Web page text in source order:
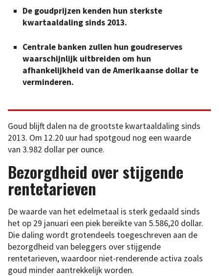
De goudprijzen kenden hun sterkste
kwartaaldaling sinds 2013.
Centrale banken zullen hun goudreserves
waarschijnlijk uitbreiden om hun
afhankelijkheid van de Amerikaanse dollar te
verminderen.
Goud blijft dalen na de grootste kwartaaldaling sinds
2013. Om 12.20 uur had spotgoud nog een waarde
van 3.982 dollar per ounce.
Bezorgdheid over stijgende
rentetarieven
De waarde van het edelmetaal is sterk gedaald sinds
het op 29 januari een piek bereikte van 5.586,20 dollar.
Die daling wordt grotendeels toegeschreven aan de
bezorgdheid van beleggers over stijgende
rentetarieven, waardoor niet-renderende activa zoals
goud minder aantrekkelijk worden.